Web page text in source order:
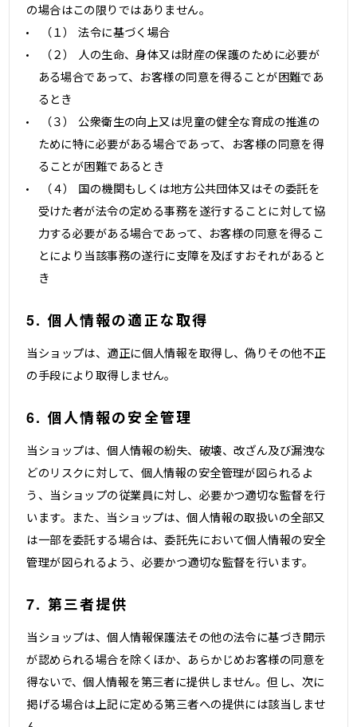
の場合はこの限りではありません。
（１） 法令に基づく場合
（２） 人の生命、身体又は財産の保護のために必要が
ある場合であって、お客様の同意を得ることが困難であ
るとき
（３） 公衆衛生の向上又は児童の健全な育成の推進の
ために特に必要がある場合であって、お客様の同意を得
ることが困難であるとき
（４） 国の機関もしくは地方公共団体又はその委託を
受けた者が法令の定める事務を遂行することに対して協
力する必要がある場合であって、お客様の同意を得るこ
とにより当該事務の遂行に支障を及ぼすおそれがあると
き
5. 個人情報の適正な取得
当ショップは、適正に個人情報を取得し、偽りその他不正
の手段により取得しません。
6. 個人情報の安全管理
当ショップは、個人情報の紛失、破壊、改ざん及び漏洩な
どのリスクに対して、個人情報の安全管理が図られるよ
う、当ショップの従業員に対し、必要かつ適切な監督を行
います。また、当ショップは、個人情報の取扱いの全部又
は一部を委託する場合は、委託先において個人情報の安全
管理が図られるよう、必要かつ適切な監督を行います。
7. 第三者提供
当ショップは、個人情報保護法その他の法令に基づき開示
が認められる場合を除くほか、あらかじめお客様の同意を
得ないで、個人情報を第三者に提供しません。但し、次に
掲げる場合は上記に定める第三者への提供には該当しませ